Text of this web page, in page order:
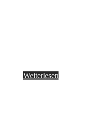
Weiterlesen